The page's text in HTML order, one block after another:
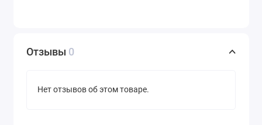
Отзывы 0
Нет отзывов об этом товаре.